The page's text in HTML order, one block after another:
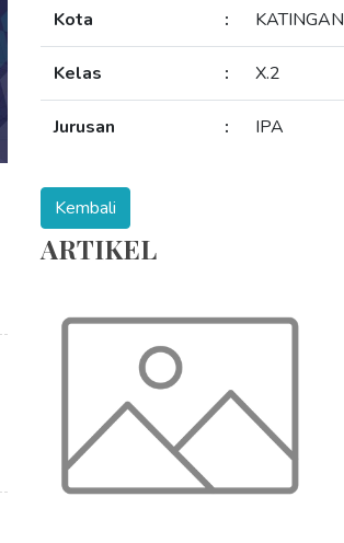
Kota : KATINGAN
Kelas : X.2
Jurusan : IPA
ARTIKEL